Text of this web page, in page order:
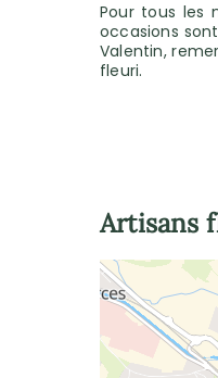
Pour tous les
occasions
Valentin,
fleuri.
Artisans